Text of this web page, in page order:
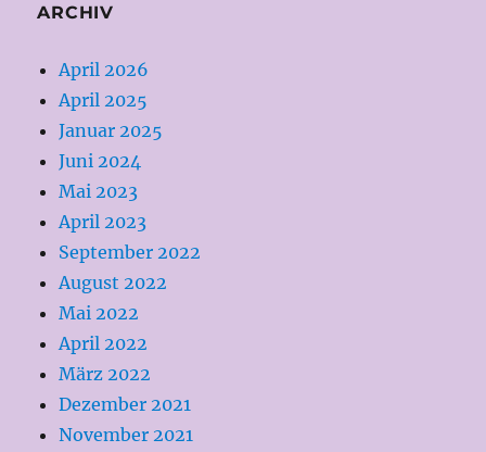
ARCHIV
April 2026
April 2025
Januar 2025
Juni 2024
Mai 2023
April 2023
September 2022
August 2022
Mai 2022
April 2022
März 2022
Dezember 2021
November 2021